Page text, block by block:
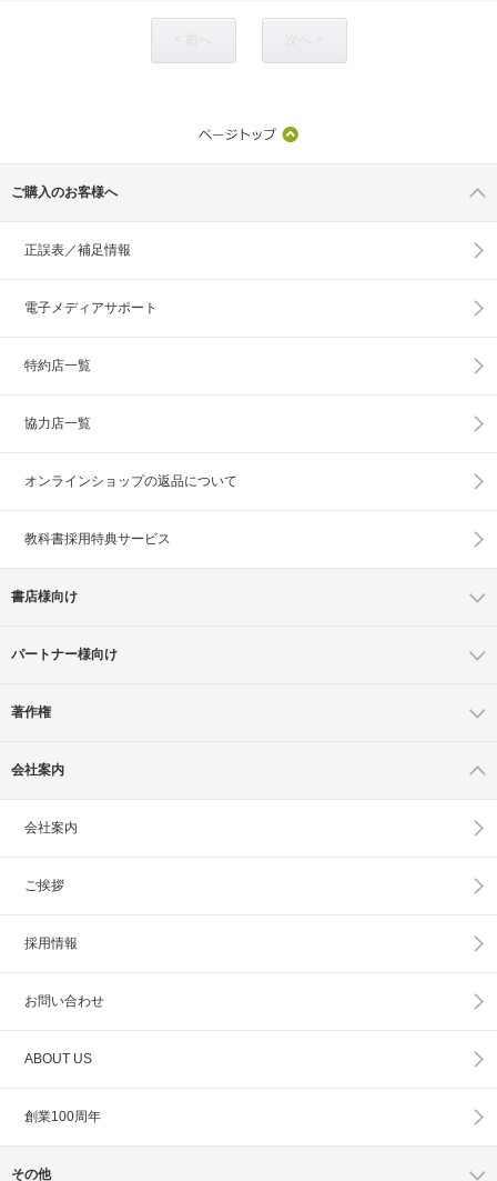
ご購入のお客様へ
正誤表／補足情報
電子メディアサポート
特約店一覧
協力店一覧
オンラインショップの返品について
教科書採用特典サービス
書店様向け
パートナー様向け
著作権
会社案内
会社案内
ご挨拶
採用情報
お問い合わせ
ABOUT US
創業100周年
その他